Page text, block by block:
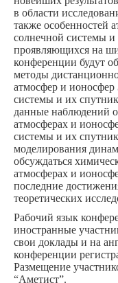
в области
также особенностей
солнечной системы
проявляющихся на
конференции будут
методы
атмосфер и ионосфер
системы и их
данные наблюдений
атмосферах и
системы и их
моделирования
обсуждаться
атмосферах и
последние
теоретических
Рабочий язык
иностранные
свои доклады и на
конференции
Размещение
“Аметист”.